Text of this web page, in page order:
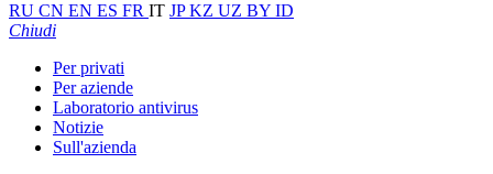
RU CN EN ES FR IT JPKZ UZ BY ID
Chiudi
Per privati
Per aziende
Laboratorio antivirus
Notizie
Sull'azienda